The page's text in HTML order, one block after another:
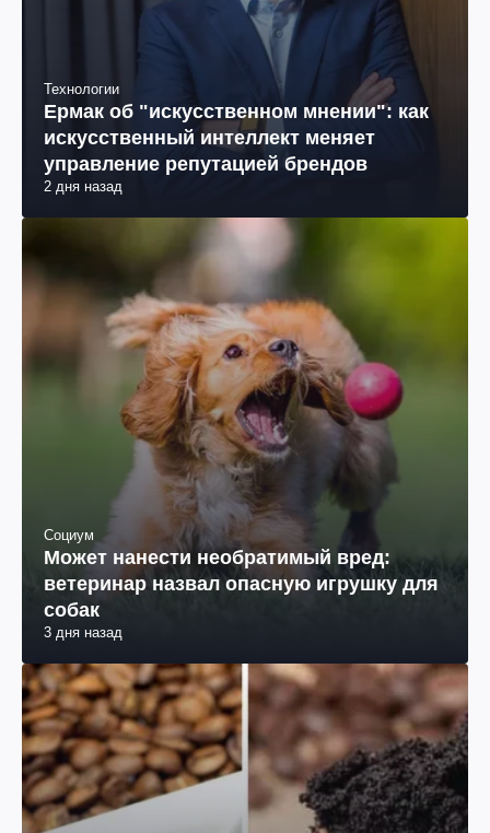
Технологии
Ермак об "искусственном мнении": как
искусственный интеллект меняет
управление репутацией брендов
2 дня назад
Социум
Может нанести необратимый вред:
ветеринар назвал опасную игрушку для
собак
3 дня назад